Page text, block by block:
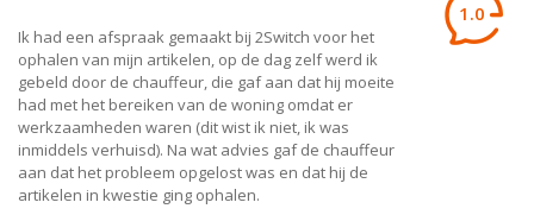
Ik had een afspraak gemaakt bij 2Switch voor het
ophalen van mijn artikelen, op de dag zelf werd ik
gebeld door de chauffeur, die gaf aan dat hij moeite
had met het bereiken van de woning omdat er
werkzaamheden waren (dit wist ik niet, ik was
inmiddels verhuisd). Na wat advies gaf de chauffeur
aan dat het probleem opgelost was en dat hij de
artikelen in kwestie ging ophalen.
1.0